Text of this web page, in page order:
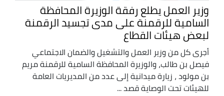
وزير العمل يطلع رفقة الوزيرة المحافظة
السامية للرقمنة على مدى تجسيد الرقمنة
لبعض هيئات القطاع
أجرى كل من وزير العمل والتشغيل والضمان الاجتماعي
فيصل بن طالب، والوزيرة المحافظة السامية للرقمنة مريم
بن مولود ، زيارة ميدانية إلى عدد من المديريات العامة
للهيئات تحت الوصاية قصد ...